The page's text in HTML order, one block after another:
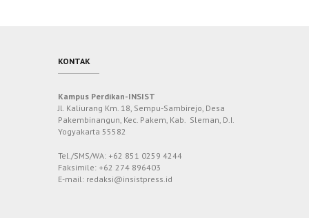
KONTAK
Kampus Perdikan-INSIST
Jl. Kaliurang Km. 18, Sempu-Sambirejo, Desa
Pakembinangun, Kec. Pakem, Kab. Sleman, D.I.
Yogyakarta 55582
Tel./SMS/WA: +62 851 0259 4244
Faksimile: +62 274 896403
E-mail: redaksi@insistpress.id